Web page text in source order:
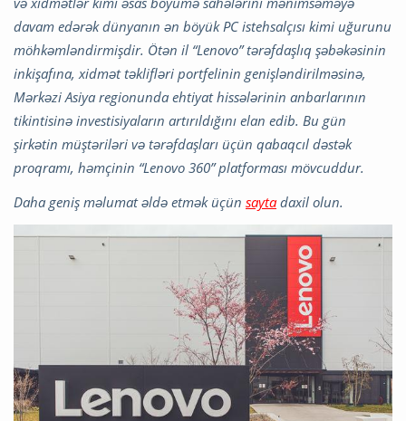
davam edərək dünyanın ən böyük PC istehsalçısı kimi uğurunu
möhkəmləndirmişdir. Ötən il “Lenovo” tərəfdaşlıq şəbəkəsinin
inkişafına, xidmət təklifləri portfelinin genişləndirilməsinə,
Mərkəzi Asiya regionunda ehtiyat hissələrinin anbarlarının
tikintisinə investisiyaların artırıldığını elan edib. Bu gün
şirkətin müştəriləri və tərəfdaşları üçün qabaqcıl dəstək
proqramı, həmçinin “Lenovo 360” platforması mövcuddur.
Daha geniş məlumat əldə etmək üçün saytadaxil olun.